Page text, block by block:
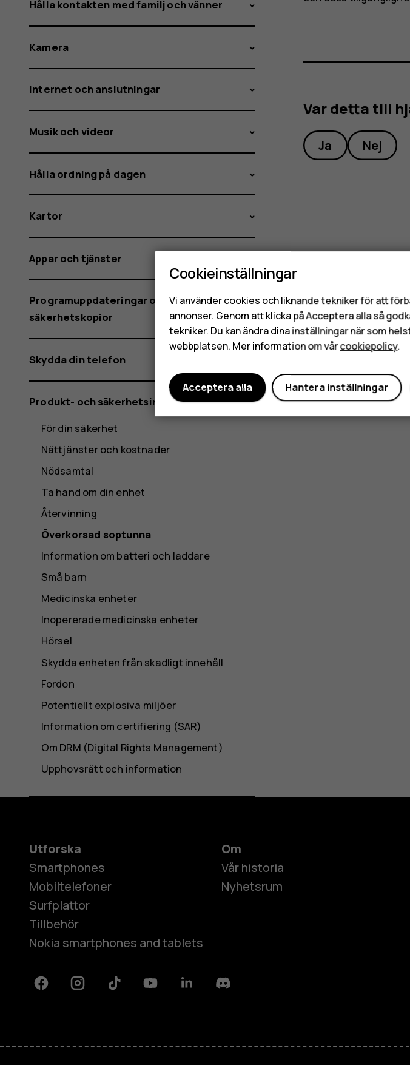
Var detta till
Ja Nej
Hålla kontakten med familj och vänner
Kamera
Internet och anslutningar
Musik och videor
Hålla ordning på dagen
Kartor
Appar och tjänster
Programuppdateringar och
säkerhetskopior
Skydda din telefon
Produkt- och säkerhetsinformation
För din säkerhet
Nättjänster och kostnader
Nödsamtal
Ta hand om din enhet
Återvinning
Överkorsad soptunna
Information om batteri och laddare
Små barn
Medicinska enheter
Inopererade medicinska enheter
Hörsel
Skydda enheten från skadligt innehåll
Fordon
Potentiellt explosiva miljöer
Information om certifiering (SAR)
Om DRM (Digital Rights Management)
Upphovsrätt och information
Utforska
Smartphones
Mobiltelefoner
Surfplattor
Tillbehör
Nokia smartphones and tablets
Om
Vår historia
Nyhetsrum
FacebookInstagramTiktok YoutubeLinkedinDiscord
Cookieinställningar
Vi använder cookies och liknande tekniker för att
annonser. Genom att klicka på Acceptera alla så
tekniker. Du kan ändra dina inställningar när som
webbplatsen. Mer information om vårcookiepolicy.
Hantera inställningar
Acceptera alla